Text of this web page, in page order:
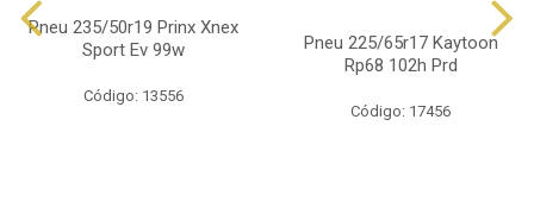
Pneu 235/50r19 Prinx Xnex
Sport Ev 99w
Código: 13556
Pneu 225/65r17 Kaytoon
Rp68 102h Prd
Código: 17456